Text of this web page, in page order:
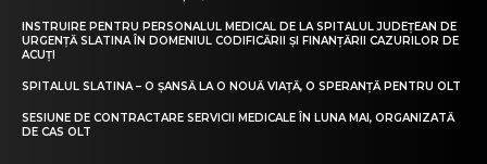
INSTRUIRE PENTRU PERSONALUL MEDICAL DE LA SPITALUL JUDEȚEAN DE
URGENȚĂ SLATINA ÎN DOMENIUL CODIFICĂRII ȘI FINANȚĂRII CAZURILOR DE
ACUȚI
SPITALUL SLATINA – O ȘANSĂ LA O NOUĂ VIAȚĂ, O SPERANȚĂ PENTRU OLT
SESIUNE DE CONTRACTARE SERVICII MEDICALE ÎN LUNA MAI, ORGANIZATĂ
DE CAS OLT